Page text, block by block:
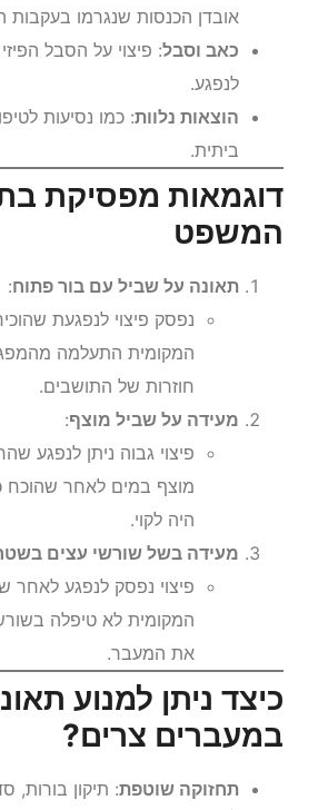
אובדן ימי עבודה או כושר
אובדן הכנסות שנגרמו בעקבות
כאב וסבל
לנפגע.
הוצאות נלוות
ביתית.
דוגמאות מפסיקת בתי
המשפט
תאונה על שביל עם בור פתוח:
נפסק פיצוי לנפגעת
המקומית התעלמה
חוזרות של התושבים.
מעידה על שביל מוצף:
פיצוי גבוה ניתן לנפגע
מוצף במים לאחר שהוכח
היה לקוי.
מעידה בשל שורשי עצים בשטח
פיצוי נפסק לנפגע לאחר
המקומית לא טיפלה
את המעבר.
כיצד ניתן למנוע